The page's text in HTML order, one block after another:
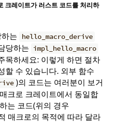
크레이트가 러스트 코드를 처리하
는 hello_macro_derive
당하는 impl_hello_macro
목하세요: 이렇게 하면 절차
할 수 있습니다. 외부 함수
)의 코드는 여러분이 보거
크로 크레이트에서 동일합
는 코드(위의 경우
매크로의 목적에 따라 달라